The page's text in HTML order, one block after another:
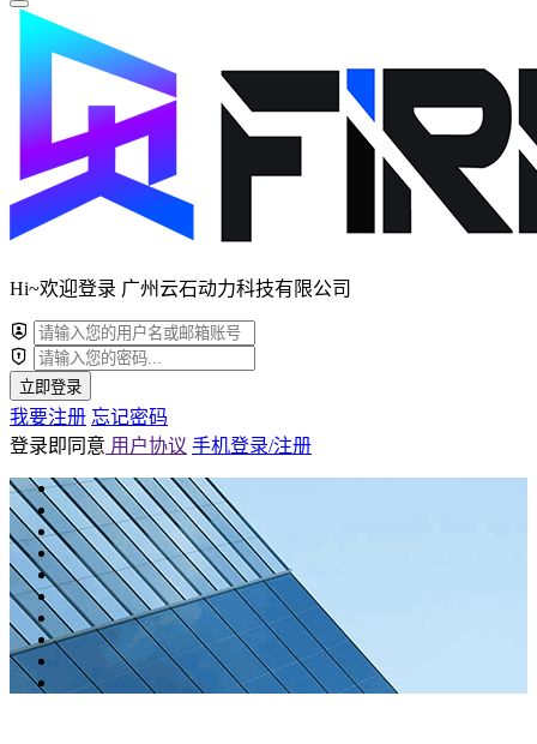
Hi~欢迎登录 广州云石动力科技有限公司
立即登录
我要注册 忘记密码
登录即同意 用户协议 手机登录/注册